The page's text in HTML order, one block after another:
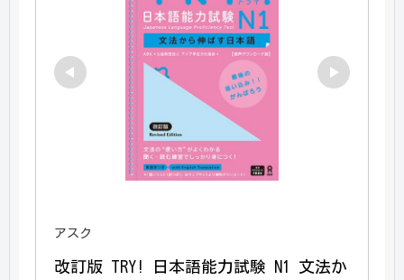
アスク
改訂版 TRY! 日本語能力試験 N1 文法か